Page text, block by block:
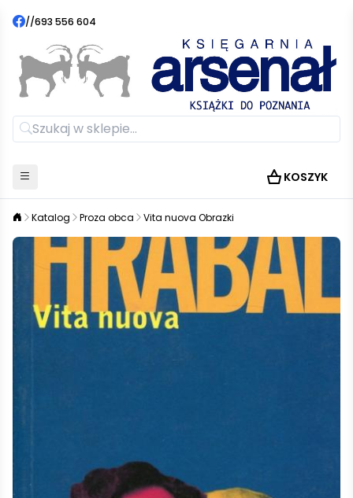
//693 556 604
KOSZYK
Katalog Proza obca Vita nuova Obrazki